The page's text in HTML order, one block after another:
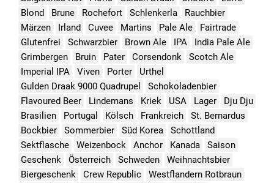
Blond
Brune Rochefort Schlenkerla
Rauchbier
Märzen
Irland Cuvee Martins Pale Ale
Fairtrade
Glutenfrei
Schwarzbier Brown Ale IPA
India Pale Ale
Grimbergen
Bruin Pater Corsendonk
Scotch Ale
Imperial IPA
Viven Porter
Urthel
Gulden Draak 9000 Quadrupel
Schokoladenbier
Flavoured Beer
Lindemans Kriek USA Lager
Dju Dju
Brasilien
Portugal Kölsch Frankreich
St. Bernardus
Bockbier
Sommerbier Süd Korea
Schottland
Sektflasche
Weizenbock Anchor Kanada
Saison
Geschenk
Österreich Schweden
Weihnachtsbier
Biergeschenk
Crew Republic
Westflandern Rotbraun